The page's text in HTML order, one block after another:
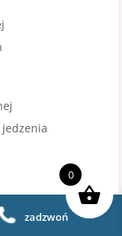
kasyzadzwoń
0